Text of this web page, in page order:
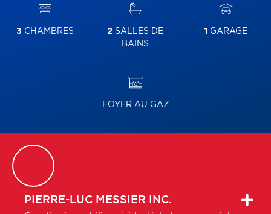
3 CHAMBRES 2 SALLES DE
BAINS
1 GARAGE
FOYER AU GAZ
PIERRE-LUC MESSIER INC.